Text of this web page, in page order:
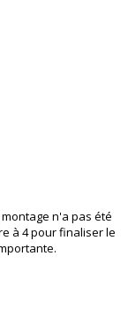
n'a pas été
à 4 pour finaliser le